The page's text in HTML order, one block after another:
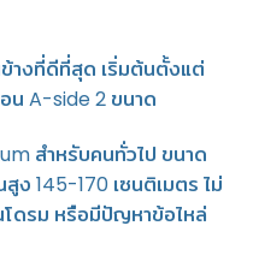
างที่ดีที่สุด เริ่มต้นตั้งแต่
น A-side 2 ขนาด
สำหรับคนทั่วไป ขนาด
ง 145-170 เซนติเมตร ไม่
ดรม หรือมีปัญหาข้อไหล่